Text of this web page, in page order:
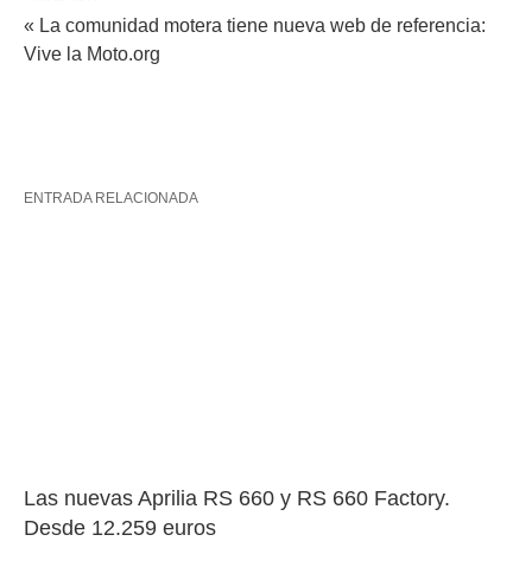
« La comunidad motera tiene nueva web de referencia:
Vive la Moto.org
ENTRADA RELACIONADA
Las nuevas Aprilia RS 660 y RS 660 Factory.
Desde 12.259 euros